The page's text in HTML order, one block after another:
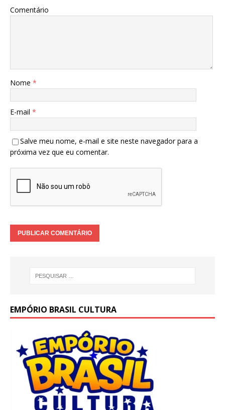
Comentário
Nome *
E-mail *
Salve meu nome, e-mail e site neste navegador para a
próxima vez que eu comentar.
EMPÓRIO BRASIL CULTURA